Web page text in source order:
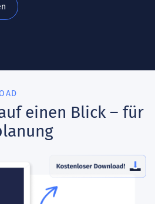
einen Blick – für